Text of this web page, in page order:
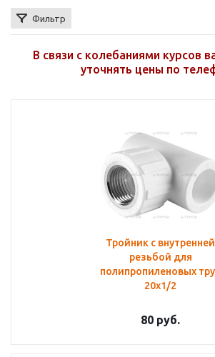
Фильтр
В связи с колебаниями курсов
уточнять цены по
Тройник с внутренней
резьбой для
полипропиленовых
20х1/2
80 руб.